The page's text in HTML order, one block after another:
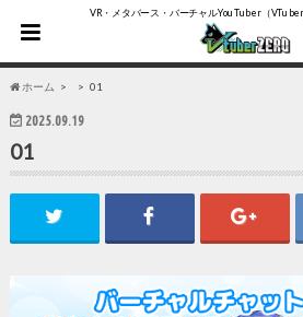
VR・メタバース・バーチャルYouTuber（
ホーム 01
2025.09.19
01